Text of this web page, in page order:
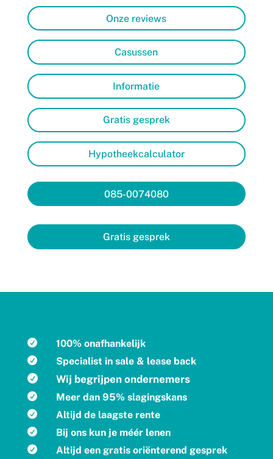
Onze reviews
Casussen
Informatie
Gratis gesprek
Hypotheekcalculator
085-0074080
Gratis gesprek
 100% onafhankelijk
 Specialist in sale & lease back
 Wij begrijpen ondernemers
 Meer dan 95% slagingskans
 Altijd de laagste rente
 Bij ons kun je méér lenen
 Altijd een gratis oriënterend gesprek